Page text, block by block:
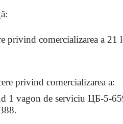
privind comercializarea a
privind comercializarea a:
1 vagon de serviciu ЦБ-5-